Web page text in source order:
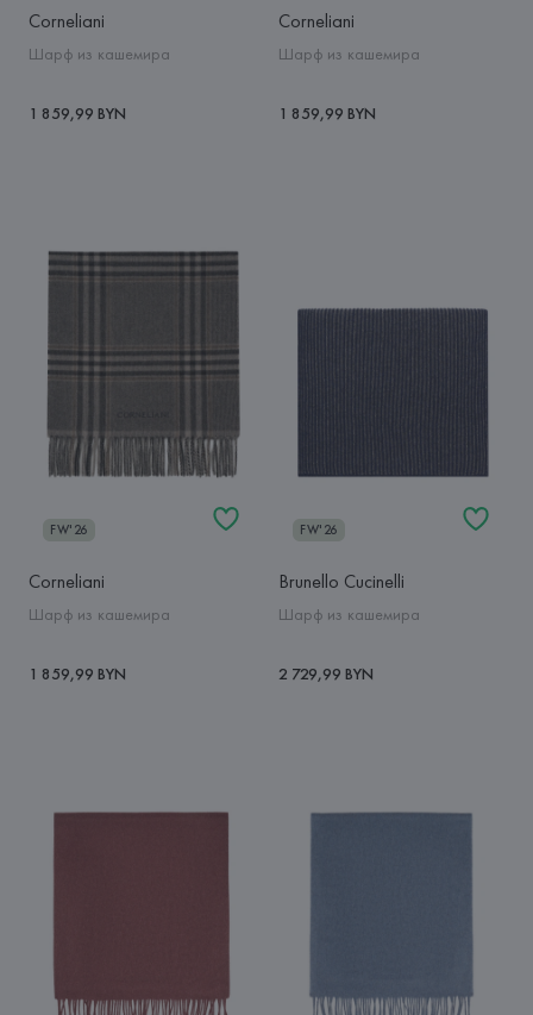
Corneliani
Шарф из кашемира
1 859,99 BYN
Corneliani
Шарф из кашемира
1 859,99 BYN
FW'26
Corneliani
Шарф из кашемира
1 859,99 BYN
FW'26
Brunello Cucinelli
Шарф из кашемира
2 729,99 BYN